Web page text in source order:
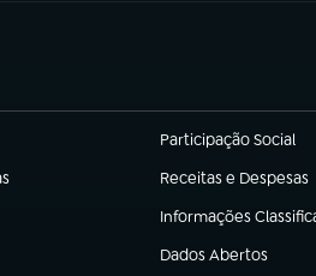
Participação Social
(abre em nova aba)
Receitas e Despesas
(abre em nova aba)
Informações
(abre em nova aba)
Dados Abertos
(abre em nova aba)